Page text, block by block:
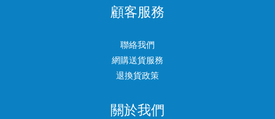
顧客服務
聯絡我們
網購送貨服務
退換貨政策
關於我們